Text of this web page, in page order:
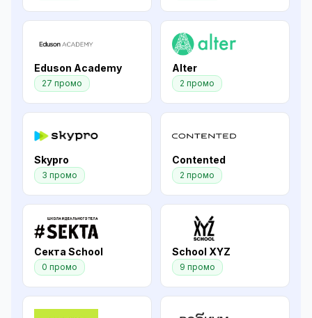
Eduson Academy
27 промо
Alter
2 промо
Skypro
3 промо
Contented
2 промо
Секта School
0 промо
School XYZ
9 промо